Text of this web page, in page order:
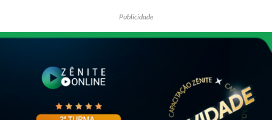
Publicidade